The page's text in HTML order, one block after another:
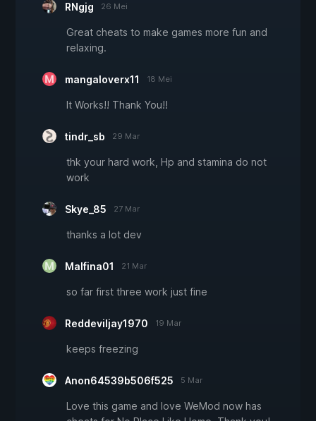
RNgjg 26 Mei
Great cheats to make games more fun and
relaxing.
mangaloverx11 18 Mei
It Works!! Thank You!!
tindr_sb 29 Mar
thk your hard work, Hp and stamina do not
work
Skye_85 27 Mar
thanks a lot dev
Malfina01 21 Mar
so far first three work just fine
Reddeviljay1970 19 Mar
keeps freezing
Anon64539b506f525 5 Mar
Love this game and love WeMod now has